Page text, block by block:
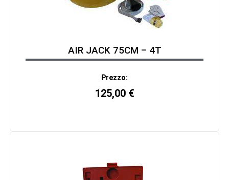
AIR JACK 75CM – 4T
Prezzo:
125,00 €